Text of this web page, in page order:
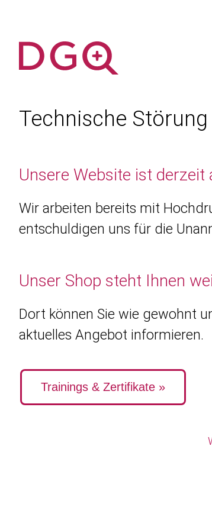
Technische Störung
Unsere Website ist
Wir arbeiten bereits mit
entschuldigen uns für die
Unser Shop steht Ihnen
Dort können Sie wie gewohnt
aktuelles Angebot informieren.
Trainings & Zertifikate »